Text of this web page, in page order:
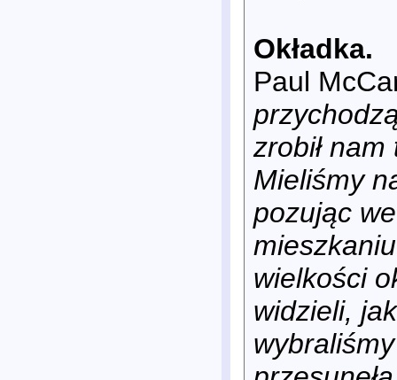
Okładka.
Paul
zrobił
Mieliśmy
pozując
wielkości
widzieli,